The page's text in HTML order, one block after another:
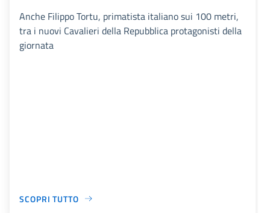
Anche Filippo Tortu, primatista italiano sui 100 metri,
tra i nuovi Cavalieri della Repubblica protagonisti della
giornata
SCOPRI TUTTO